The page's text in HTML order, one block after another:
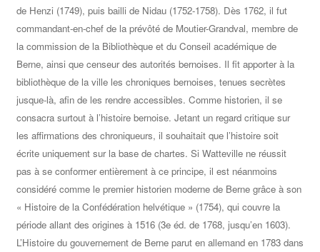
de Henzi (1749), puis bailli de Nidau (1752-1758). Dès 1762, il fut
commandant-en-chef de la prévôté de Moutier-Grandval, membre de
la commission de la Bibliothèque et du Conseil académique de
Berne, ainsi que censeur des autorités bernoises. Il fit apporter à la
bibliothèque de la ville les chroniques bernoises, tenues secrètes
jusque-là, afin de les rendre accessibles. Comme historien, il se
consacra surtout à l’histoire bernoise. Jetant un regard critique sur
les affirmations des chroniqueurs, il souhaitait que l’histoire soit
écrite uniquement sur la base de chartes. Si Watteville ne réussit
pas à se conformer entièrement à ce principe, il est néanmoins
considéré comme le premier historien moderne de Berne grâce à son
« Histoire de la Confédération helvétique » (1754), qui couvre la
période allant des origines à 1516 (3e éd. de 1768, jusqu’en 1603).
L’Histoire du gouvernement de Berne parut en allemand en 1783 dans